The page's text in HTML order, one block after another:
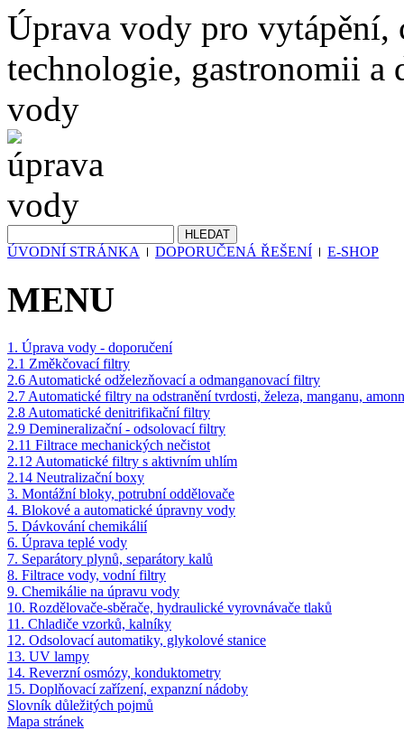
Úprava vody pro
technologie, gastronomii
vody
ÚVODNÍ STRÁNKA DOPORUČENÁ ŘEŠENÍ E-SHOP
MENU
1. Úprava vody - doporučení
2.1 Změkčovací filtry
2.6 Automatické odželezňovací a odmanganovací filtry
2.7 Automatické filtry na odstranění tvrdosti, železa, manganu,
2.8 Automatické denitrifikační filtry
2.9 Demineralizační - odsolovací filtry
2.11 Filtrace mechanických nečistot
2.12 Automatické filtry s aktivním uhlím
2.14 Neutralizační boxy
3. Montážní bloky, potrubní oddělovače
4. Blokové a automatické úpravny vody
5. Dávkování chemikálií
6. Úprava teplé vody
7. Separátory plynů, separátory kalů
8. Filtrace vody, vodní filtry
9. Chemikálie na úpravu vody
10. Rozdělovače-sběrače, hydraulické vyrovnávače tlaků
11. Chladiče vzorků, kalníky
12. Odsolovací automatiky, glykolové stanice
13. UV lampy
14. Reverzní osmózy, konduktometry
15. Doplňovací zařízení, expanzní nádoby
Slovník důležitých pojmů
Mapa stránek